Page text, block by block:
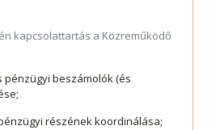
kapcsolattartás a Közreműködő
beszámolók (és
részének koordinálása;